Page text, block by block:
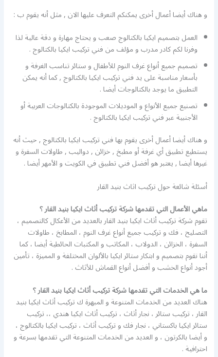
و هناك أيضا أعمال أخرى يمكنكم التعرف عليها الان , مثل أنه يقوم ب :
العمل بتصميم ايكيا بالكتالوج صعب و يحتاج مهارة و دقة عالية لذا
وفرنا لكم كادر مدرب و مؤلف من فني تركيب ايكيا بالكتالوج .
تصميم جميع أنواع غرف النوم للأطفال و ستائر تناسب الغرفة و
بأسعار مناسبة على يد فني تركيب ايكيا بالكتالوج , كما أنه يمكن
التطبيق ما يوجد بالكتالوجات أيضا .
تصنيع جميع الأنواع و الموديلات الموجودة بالكتالوجات العربية أو
الأجنبية عبر فني تركيب ايكيا بالكتالوج .
و هناك أيضا أعمال أخرى يقوم بها فني تركيب ايكيا بالكتالوج , حيث أنه
يستطيع تطبيق أي غرفة أو مطبخ , خزائن , دواليب , طاولات السفرة و
غيرها أيضا , يعتبر هو أفضل فني تطبيق في الكويت و الأمهر أيضا .
أسئلة شائعة حول تركيب اثاث بنيد القار
ماهي الأعمال التي تقدمها شركة تركيب أثاث ايكيا بنيد القار ؟
تقوم شركة تركيب أثاث ايكيا بنيد القار بالعديد من الأعكال كالتصميم ،
التصليح ، فك و تركيب جميع أنواع غرف النوم ، المطابخ ، طاولات
السفرة ، الخزائن ، الدولاب ، المكاتب و المكتبات الحائطية أيضا ، كما
أننا نقوم بتصميم و ابتكار ستائر ايكيا بالألوان المختلفة و المميزة ، تأمين
أجود أنواع الخشب و أفضل أنواع القماش للأثاث .
ما هي الخدمات التي تقدمها شركة تركيب أثاث ايكيا بنيد القار ؟
هناك العديد من الخدمات المتنوعة و المبهرة ك تركيب أثاث ايكيا بنيد
القار ، تركيب ستائر ، نجار أثاث ، تركيب أثاث ايكيا هندي ،، تركيب
ستائر ايكيا باكستاني ، نجار فك و تركيب أثاث ، تركيب ايكيا بالكتالوج ،
و أيضا بالكرتون ، و العديد من الخدمات المتنوعة التي تقدمها بسرعة و
احترافية .